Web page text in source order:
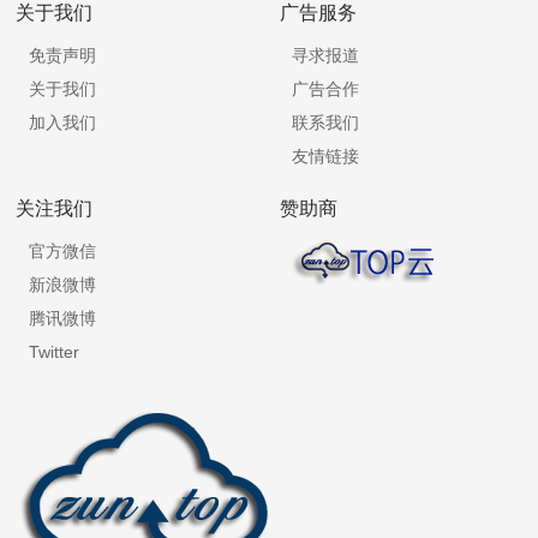
关于我们
免责声明
关于我们
加入我们
广告服务
寻求报道
广告合作
联系我们
友情链接
关注我们
官方微信
新浪微博
腾讯微博
Twitter
赞助商